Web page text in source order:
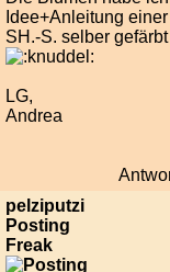
Idee+Anleitung
SH.-S. selber
LG,
Andrea
pelziputzi
Posting
Freak